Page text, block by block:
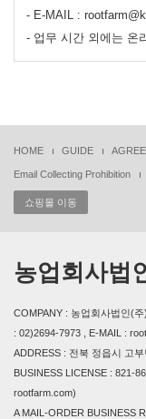
- E-MAIL :
- 업무 시간 외에는 온
HOME GUIDE
Email Collecting Prohibition
쇼핑몰 이동
농업회사법
COMPANY : 농업회사법인(
: 02)2694-7973 , E-MAIL :
ADDRESS : 전북 정읍시 고
BUSINESS LICENSE : 821-
rootfarm.com)
A MAIL-ORDER BUSINESS